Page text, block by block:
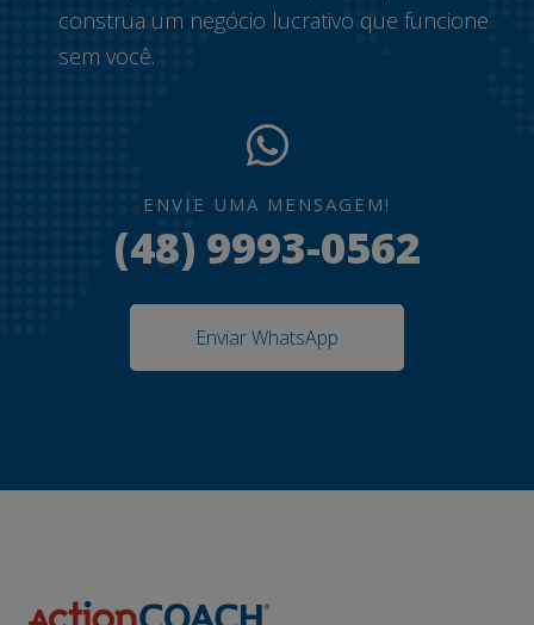
construa um negócio lucrativo que funcione
sem você.
ENVIE UMA MENSAGEM!
(48) 9993-0562
Enviar WhatsApp